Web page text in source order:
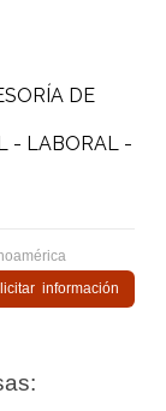
DE
- LABORAL -
información